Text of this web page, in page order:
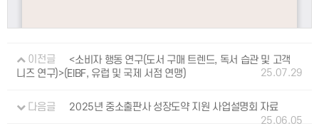
이전글
<소비자 행동 연구(도서 구매 트렌드, 독서 습관 및 고객
니즈 연구)>(EIBF, 유럽 및 국제 서점 연맹)
25.07.29
다음글
2025년 중소출판사 성장도약 지원 사업설명회 자료
25.06.05